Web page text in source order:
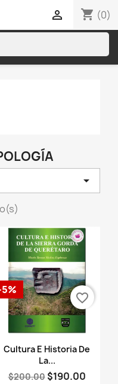
shopping_cart (0)


Vista rápida
Cultura E Historia De
La...
$200.00 $190.00
favorite_border